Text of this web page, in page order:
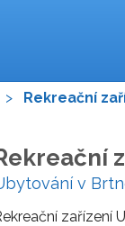
> Rekreační
v
zařízení